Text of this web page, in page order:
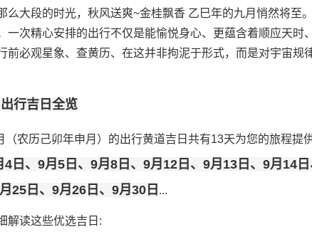
么大段的时光，秋风送爽~金桂飘香 乙巳年的九月悄然将至
一次精心安排的出行不仅是能愉悦身心、更蕴含着顺应天时
前必观星象、查黄历、在这并非拘泥于形式，而是对宇宙规
行吉日全览
（农历己卯年申月）的出行黄道吉日共有13天为您的旅程提
4日、9月5日、9月8日、9月12日、9月13日、9月14
25日、9月26日、9月30日 ...
解读这些优选吉日: